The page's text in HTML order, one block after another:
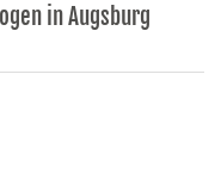
in Augsburg